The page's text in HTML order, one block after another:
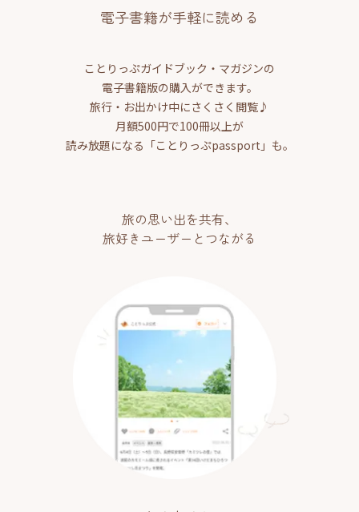
電子書籍が手軽に読める
ことりっぷガイドブック・マガジンの
電子書籍版の購入ができます。
旅行・お出かけ中にさくさく閲覧♪
月額500円で100冊以上が
読み放題になる「ことりっぷpassport」も。
旅の思い出を共有、
旅好きユーザーとつながる